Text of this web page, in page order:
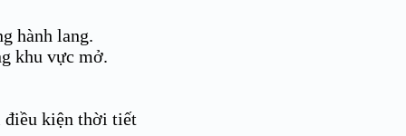
hành lang.
khu vực mở.
điều kiện thời tiết